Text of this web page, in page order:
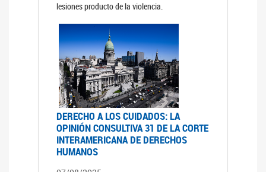
lesiones producto de la violencia.
DERECHO A LOS CUIDADOS: LA
OPINIÓN CONSULTIVA 31 DE LA CORTE
INTERAMERICANA DE DERECHOS
HUMANOS